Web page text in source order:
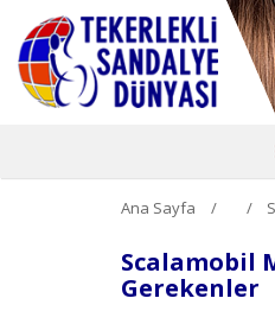
Ana Sayfa
Scalamobil
Gerekenler